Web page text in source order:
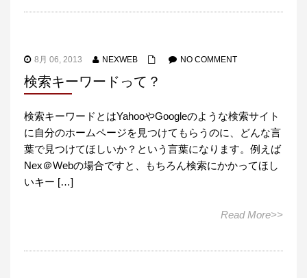
8月 06, 2013 NEXWEB NO COMMENT
検索キーワードって？
検索キーワードとはYahooやGoogleのような検索サイト
に自分のホームページを見つけてもらうのに、どんな言
葉で見つけてほしいか？という言葉になります。例えば
Nex＠Webの場合ですと、もちろん検索にかかってほし
いキー […]
Read More>>